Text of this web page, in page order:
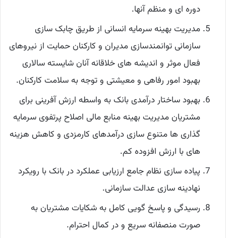
دوره ای و منظم آنها.
مدیریت بهینه سرمایه انسانی از طریق چابک سازی
سازمانی توانمندسازی مدیران و کارکنان حمایت از نیروهای
فعال موثر و اندیشه های خلاقانه آنان شایسته سالاری
بهبود امور رفاهی و معیشتی و توجه به سلامت کارکنان.
بهبود ساختار درآمدی بانک به واسطه ارزش آفرینی برای
مشتریان مدیریت بهینه منابع مالی اصلاح پرتفوی سرمایه
گذاری ها متنوع سازی درآمدهای کارمزدی و کاهش هزینه
های با ارزش افزوده کم.
پیاده سازی نظام جامع ارزیابی عملکرد در بانک با رویکرد
نهادینه سازی عدالت سازمانی.
رسیدگی و پاسخ گویی کامل به شکایات مشتریان به
صورت منصفانه سریع و در کمال احترام.